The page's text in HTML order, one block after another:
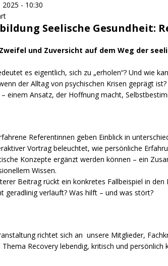
2025 - 10:30
Seelische Gesundheit:
und Zuversicht auf dem Weg der
es eigentlich, sich zu „erholen“? Und wie
der Alltag von psychischen Krisen geprägt
einem Ansatz, der Hoffnung macht,
Referentinnen geben Einblick in
Vortrag beleuchtet, wie persönliche
Konzepte ergänzt werden können – ein
Wissen.
Beitrag rückt ein konkretes Fallbeispiel in
geradlinig verläuft? Was hilft – und was stört?
richtet sich an unsere Mitglieder,
Thema Recovery lebendig, kritisch und persönlich